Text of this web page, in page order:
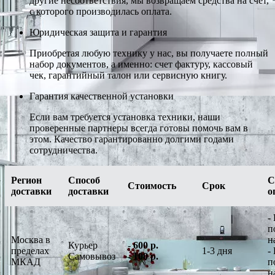
с которого производилась оплата.
Юридическая защита и гарантия
Приобретая любую технику у нас, вы получаете полный
набор документов, а именно: счет фактуру, кассовый
чек, гарантийный талон или сервисную книгу.
Гарантия качественной установки
Если вам требуется установка техники, наши
проверенные партнеры всегда готовы помочь вам в
этом. Качество гарантированно долгими годами
сотрудничества.
Регион
доставки
Способ
доставки
Стоимость Срок
Москва в
пределах
МКАД
Курьер
Самовывоз
-600 р.
-100 р.
1-3 дня
-
-